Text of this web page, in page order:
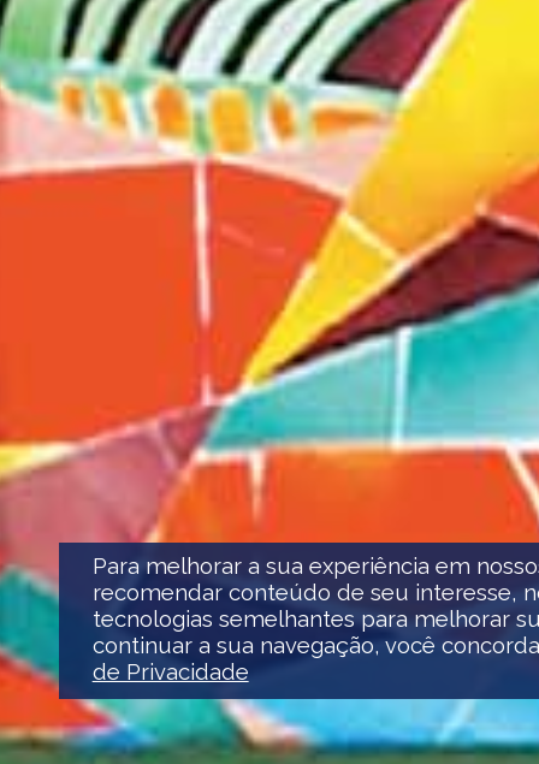
Para melhorar a sua experiência em
recomendar conteúdo de seu interesse,
tecnologias semelhantes para melhorar
continuar a sua navegação, você
de Privacidade